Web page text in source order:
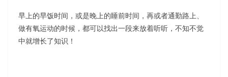
早上的早饭时间，或是晚上的睡前时间，再或者通勤路上、
做有氧运动的时候，都可以找出一段来放着听听，不知不觉
中就增长了知识！